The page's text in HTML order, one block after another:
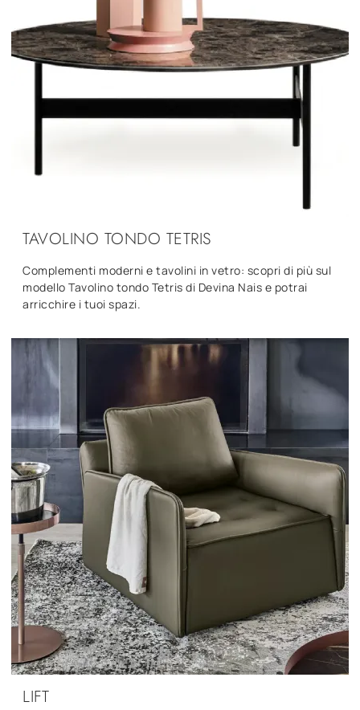
TAVOLINO TONDO TETRIS
Complementi moderni e tavolini in vetro: scopri di più sul
modello Tavolino tondo Tetris di Devina Nais e potrai
arricchire i tuoi spazi.
LIFT